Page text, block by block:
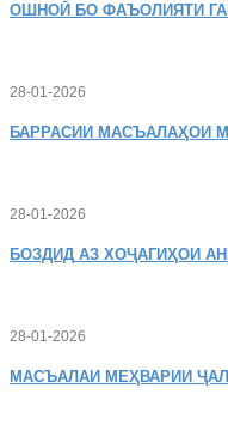
ОШНОӢ БО ФАЪОЛИЯТИ
28-01-2026
БАРРАСИИ МАСЪАЛАҲОИ
28-01-2026
БОЗДИД АЗ ХОҶАГИҲОИ
28-01-2026
МАСЪАЛАИ МЕҲВАРИИ